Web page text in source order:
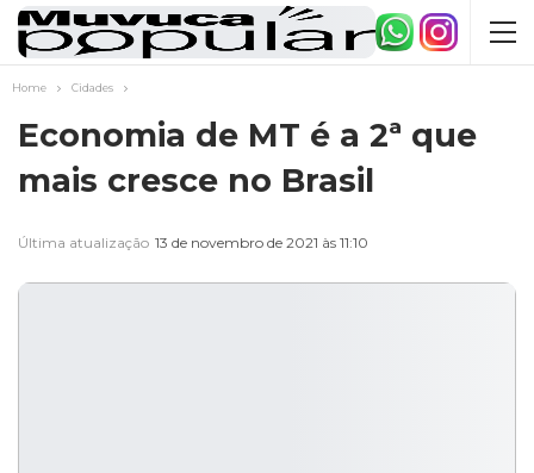
Home Cidades
Economia de MT é a 2ª que
mais cresce no Brasil
Última atualização 13 de novembro de 2021 às 11:10